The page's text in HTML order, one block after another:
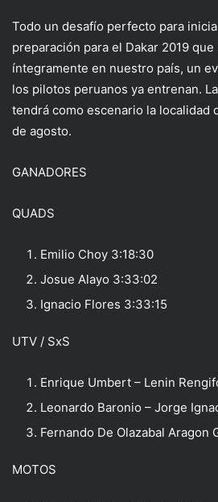
Todo un desafío perfecto para
preparación para el Dakar 2019
íntegramente en nuestro país, un
los pilotos peruanos ya entrenan.
tendrá como escenario la localidad
de agosto.
GANADORES
QUADS
Emilio Choy 3:18:30
Josue Alayo 3:33:02
Ignacio Flores 3:33:15
UTV / SxS
Enrique Umbert – Lenin
Leonardo Baronio – Jorge
Fernando De Olazabal Aragon
MOTOS